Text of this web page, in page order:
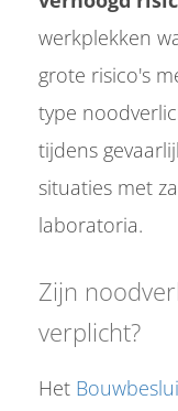
werkplekken
grote risico's
type
tijdens
situaties met
laboratoria.
Zijn
verplicht?
Het